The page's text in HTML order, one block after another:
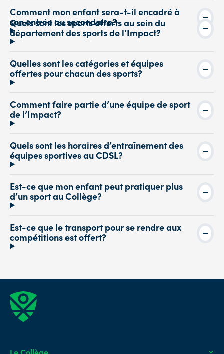
Comment mon enfant sera-t-il encadré à
son entrée au secondaire?
Quels sont les sports offerts au sein du
département des sports de l’Impact?
Quelles sont les catégories et équipes
offertes pour chacun des sports?
Comment faire partie d’une équipe de sport
de l’Impact?
Quels sont les horaires d’entraînement des
équipes sportives au CDSL?
Est-ce que mon enfant peut pratiquer plus
d’un sport au Collège?
Est-ce que le transport pour se rendre aux
compétitions est offert?